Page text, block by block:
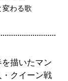
変わる歌
描いたマン
クイーン戦